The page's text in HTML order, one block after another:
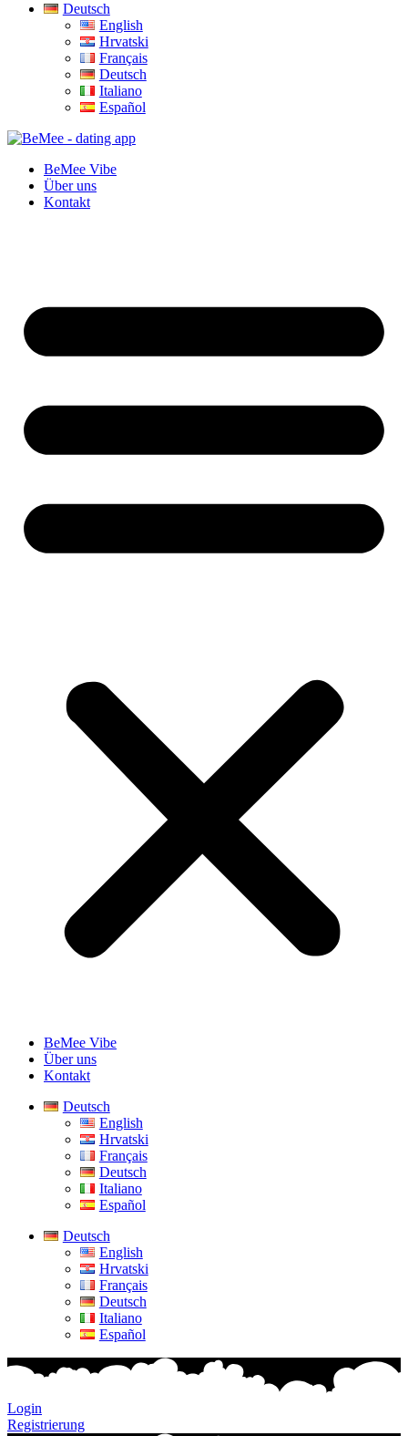
Deutsch
English
Hrvatski
Français
Deutsch
Italiano
Español
BeMee Vibe
Über uns
Kontakt
BeMee Vibe
Über uns
Kontakt
Deutsch
English
Hrvatski
Français
Deutsch
Italiano
Español
Deutsch
English
Hrvatski
Français
Deutsch
Italiano
Español
Login
Registrierung